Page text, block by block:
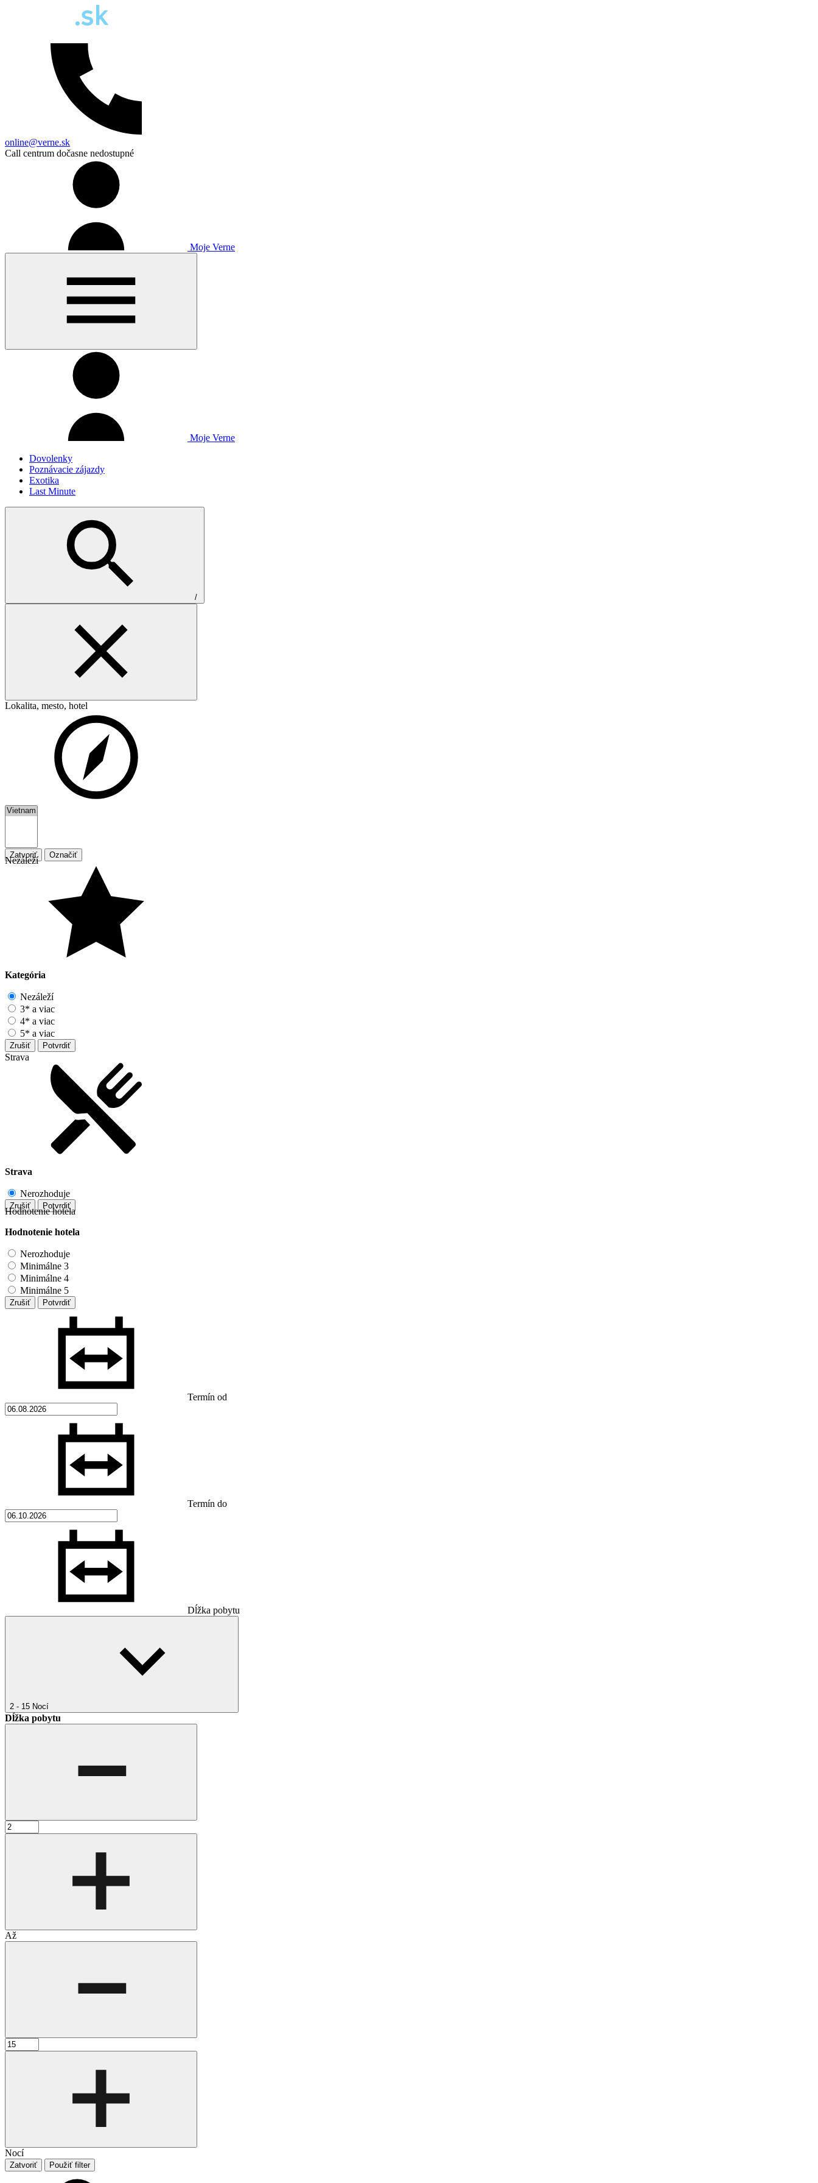
online@verne.sk
Call centrum dočasne nedostupné
Moje Verne
Moje Verne
Dovolenky
Poznávacie zájazdy
Exotika
Last Minute
/
Lokalita, mesto, hotel
Zatvoriť Označiť
Nezáleží
Kategória
Nezáleží
3* a viac
4* a viac
5* a viac
Zrušiť Potvrdiť
Strava
Strava
Nerozhoduje
Zrušiť Potvrdiť
Hodnotenie hotela
Hodnotenie hotela
Nerozhoduje
Minimálne 3
Minimálne 4
Minimálne 5
Zrušiť Potvrdiť
Termín od
Termín do
Dĺžka pobytu
2 - 15 Nocí
Dĺžka pobytu
Až
Nocí
Zatvoriť Použiť filter